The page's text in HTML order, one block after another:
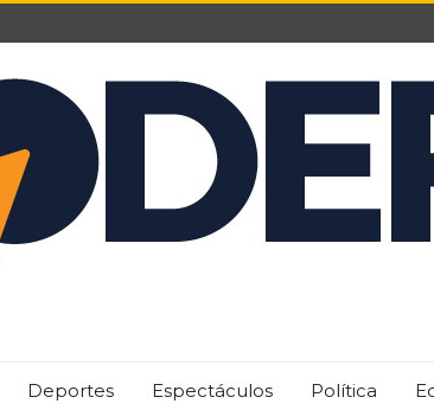
Deportes Espectáculos Política